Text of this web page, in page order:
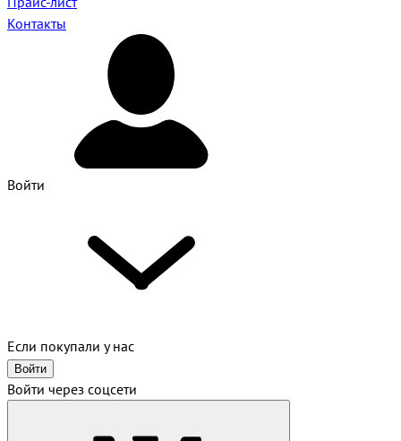
Контакты
Войти
Если покупали у нас
Войти
Войти через соцсети